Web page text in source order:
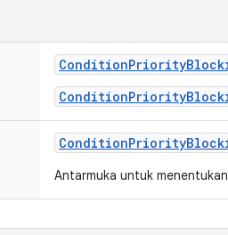
ConditionPriority
ConditionPriority
Antarmuka untuk